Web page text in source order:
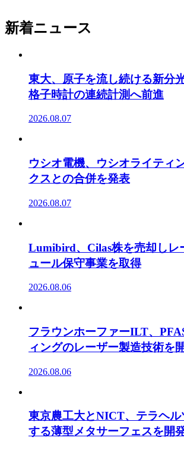
新着ニュース
東大、原子を流し続ける新
格子時計の連続計測へ前進
2026.08.07
ウシオ電機、ウシオライティ
クスとの合併を発表
2026.08.07
Lumibird、Cilas株を売却しレ
ュール保守事業を取得
2026.08.06
フラウンホーファーILT、
ィングのレーザー製造技術を
2026.08.06
東京農工大とNICT、テラヘル
する薄型メタサーフェスを開